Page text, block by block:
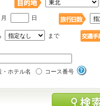
月 日
まで
・ホテル名 コース番号